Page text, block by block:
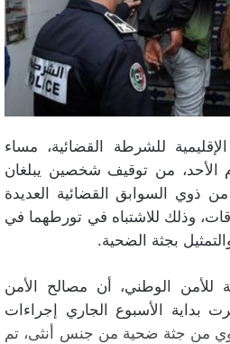
للشرطة القضائية، مساء
الأحد، من توقيف شخصين يبلغان
24 و32 سنة، من ذوي السوابق القضائية العديدة
وذلك للاشتباه في تورطهما في
بجثة الضحية.
للأمن الوطني، أن مصالح الأمن
بداية الأسبوع الجاري إجراءات
من جثة ضحية من جنس أنثى، تم